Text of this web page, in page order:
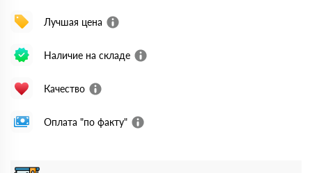
Лучшая цена
Наличие на складе
Качество
Оплата "по факту"